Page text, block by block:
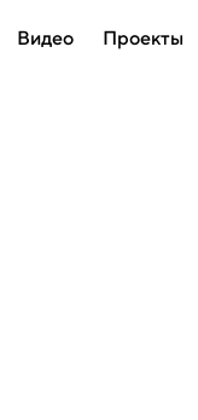
Видео Проекты